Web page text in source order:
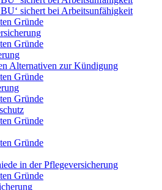
sichert bei Arbeitsunfähigkeit
Gründe
Gründe
Alternativen zur Kündigung
Gründe
Gründe
Gründe
Gründe
in der Pflegeversicherung
Gründe